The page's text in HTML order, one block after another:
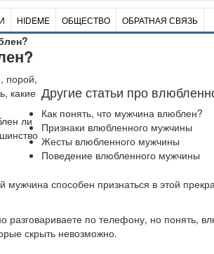
HIDEME ОБЩЕСТВО ОБРАТНАЯ СВЯЗЬ
Другие статьи про
Как понять, что мужчина влюблен?
Признаки влюбленного мужчины
Жесты влюбленного мужчины
Поведение влюбленного мужчины
порой,
какие
ли
способен признаться в этой
разговариваете по телефону, но понять,
скрыть невозможно.